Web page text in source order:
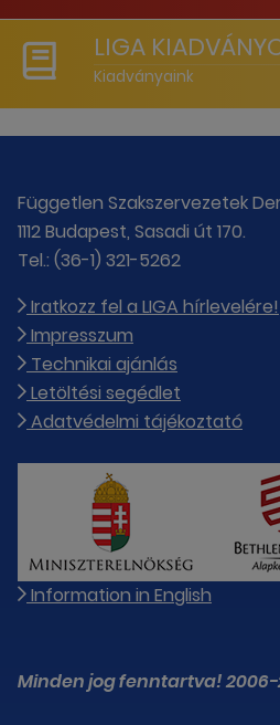
LIGA
Kiadványaink
Független Szakszervezetek
1112 Budapest, Sasadi út 170.
Tel.: (36-1) 321-5262
Iratkozz fel a LIGA hírlevelére!
Impresszum
Technikai ajánlás
Letöltési segédlet
Adatvédelmi tájékoztató
Information in English
Minden jog fenntartva! 2006-